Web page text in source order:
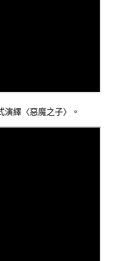
演繹〈惡魔之子〉。